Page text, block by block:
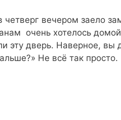
четверг вечером заело
очень хотелось
эту дверь. Наверное, вы
Не всё так просто.